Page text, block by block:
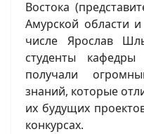
Востока
Амурской области
числе Ярослав
студенты
получали
знаний, которые
их будущих
конкурсах.